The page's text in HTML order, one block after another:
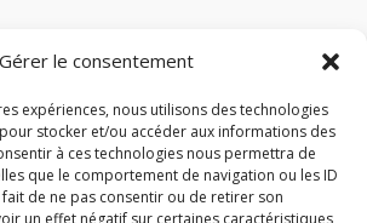
Gérer le consentement
expériences, nous utilisons des technologies
stocker et/ou accéder aux informations des
à ces technologies nous permettra de
que le comportement de navigation ou les ID
fait de ne pas consentir ou de retirer son
un effet négatif sur certaines caractéristiques